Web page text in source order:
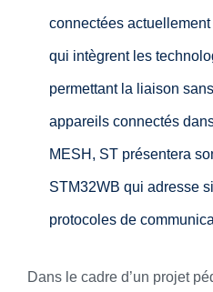
connectées
qui intègrent les
permettant la liaison
appareils connectés
MESH, ST présentera
STM32WB qui adresse
protocoles de
Dans le cadre d’un projet